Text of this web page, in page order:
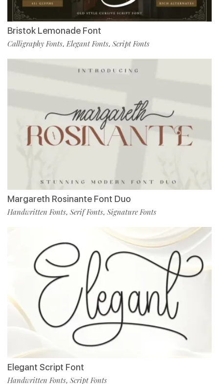
Bristok Lemonade Font
Calligraphy Fonts,Elegant Fonts, Script Fonts
Margareth Rosinante Font Duo
Handwritten Fonts, Serif Fonts, Signature Fonts
Elegant Script Font
Handwritten Fonts, Script Fonts